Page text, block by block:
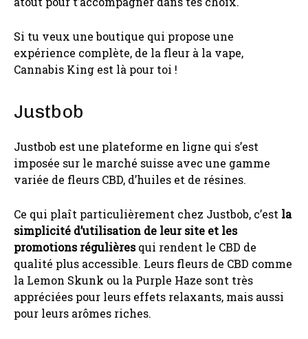
Si tu veux une boutique qui propose une
expérience complète, de la fleur à la vape,
Cannabis King est là pour toi !
Justbob
Justbob est une plateforme en ligne qui s’est
imposée sur le marché suisse avec une gamme
variée de fleurs CBD, d’huiles et de résines.
Ce qui plaît particulièrement chez Justbob, c’est la
simplicité d’utilisation de leur site et les
promotions régulièresqui rendent le CBD de
qualité plus accessible. Leurs fleurs de CBD comme
la Lemon Skunk ou la Purple Haze sont très
appréciées pour leurs effets relaxants, mais aussi
pour leurs arômes riches.